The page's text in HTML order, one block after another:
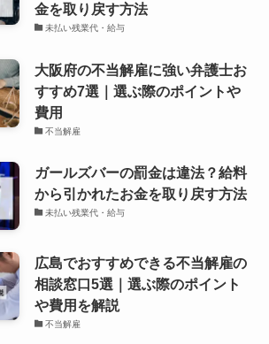
金を取り戻す方法
未払い残業代・給与
大阪府の不当解雇に強い弁護士お
すすめ7選｜選ぶ際のポイントや
費用
不当解雇
ガールズバーの罰金は違法？給料
から引かれたお金を取り戻す方法
未払い残業代・給与
広島でおすすめできる不当解雇の
相談窓口5選｜選ぶ際のポイント
や費用を解説
不当解雇